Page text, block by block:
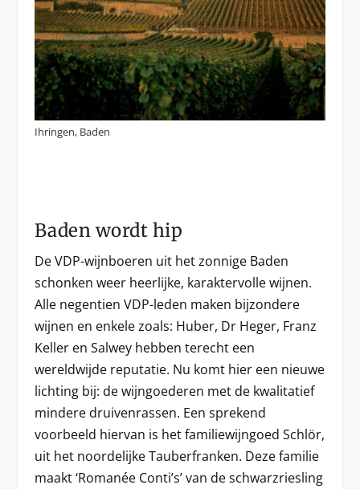
Ihringen, Baden
Baden wordt hip
De VDP-wijnboeren uit het zonnige Baden
schonken weer heerlijke, karaktervolle wijnen.
Alle negentien VDP-leden maken bijzondere
wijnen en enkele zoals: Huber, Dr Heger, Franz
Keller en Salwey hebben terecht een
wereldwijde reputatie. Nu komt hier een nieuwe
lichting bij: de wijngoederen met de kwalitatief
mindere druivenrassen. Een sprekend
voorbeeld hiervan is het familiewijngoed Schlör,
uit het noordelijke Tauberfranken. Deze familie
maakt ‘Romanée Conti’s’ van de schwarzriesling